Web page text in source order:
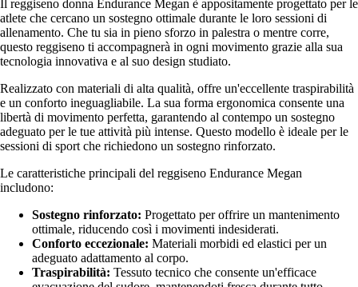
Il reggiseno donna Endurance Megan è appositamente progettato per le
atlete che cercano un sostegno ottimale durante le loro sessioni di
allenamento. Che tu sia in pieno sforzo in palestra o mentre corre,
questo reggiseno ti accompagnerà in ogni movimento grazie alla sua
tecnologia innovativa e al suo design studiato.
Realizzato con materiali di alta qualità, offre un'eccellente traspirabilità
e un conforto ineguagliabile. La sua forma ergonomica consente una
libertà di movimento perfetta, garantendo al contempo un sostegno
adeguato per le tue attività più intense. Questo modello è ideale per le
sessioni di sport che richiedono un sostegno rinforzato.
Le caratteristiche principali del reggiseno Endurance Megan
includono:
Sostegno rinforzato: Progettato per offrire un mantenimento
ottimale, riducendo così i movimenti indesiderati.
Conforto eccezionale: Materiali morbidi ed elastici per un
adeguato adattamento al corpo.
Traspirabilità: Tessuto tecnico che consente un'efficace